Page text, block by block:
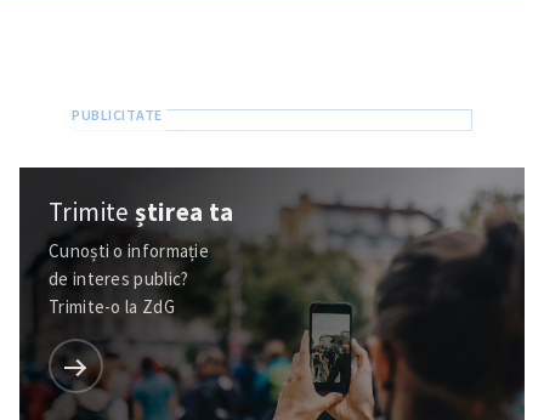
Trimite o informație
Despre ZdG
in English
на русском
Trimiteștirea ta
Cunoști o informație
de interes public?
Trimite-o la ZdG